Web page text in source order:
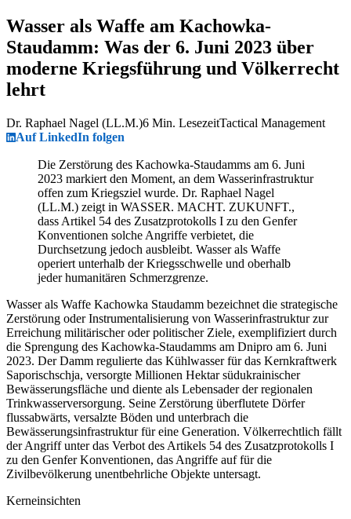
Wasser als Waffe am Kachowka-
Staudamm: Was der 6. Juni 2023 über
moderne Kriegsführung und Völkerrecht
lehrt
Dr. Raphael Nagel (LL.M.)6 Min. LesezeitTactical Management
Auf LinkedIn folgen
Die Zerstörung des Kachowka-Staudamms am 6. Juni
2023 markiert den Moment, an dem Wasserinfrastruktur
offen zum Kriegsziel wurde. Dr. Raphael Nagel
(LL.M.) zeigt in WASSER. MACHT. ZUKUNFT.,
dass Artikel 54 des Zusatzprotokolls I zu den Genfer
Konventionen solche Angriffe verbietet, die
Durchsetzung jedoch ausbleibt. Wasser als Waffe
operiert unterhalb der Kriegsschwelle und oberhalb
jeder humanitären Schmerzgrenze.
Wasser als Waffe Kachowka Staudamm bezeichnet die strategische
Zerstörung oder Instrumentalisierung von Wasserinfrastruktur zur
Erreichung militärischer oder politischer Ziele, exemplifiziert durch
die Sprengung des Kachowka-Staudamms am Dnipro am 6. Juni
2023. Der Damm regulierte das Kühlwasser für das Kernkraftwerk
Saporischschja, versorgte Millionen Hektar südukrainischer
Bewässerungsfläche und diente als Lebensader der regionalen
Trinkwasserversorgung. Seine Zerstörung überflutete Dörfer
flussabwärts, versalzte Böden und unterbrach die
Bewässerungsinfrastruktur für eine Generation. Völkerrechtlich fällt
der Angriff unter das Verbot des Artikels 54 des Zusatzprotokolls I
zu den Genfer Konventionen, das Angriffe auf für die
Zivilbevölkerung unentbehrliche Objekte untersagt.
Kerneinsichten